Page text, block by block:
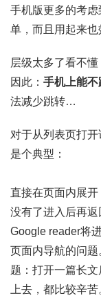
手机版更多的考
单，而且用起来也
层级太多了看不
因此： 手机上能
法减少跳转…
对于从列表页打
是个典型：
直接在页面内展
没有了进入后再返
Google reader将
页面内导航的问
题：打开一篇长
上去，都比较辛